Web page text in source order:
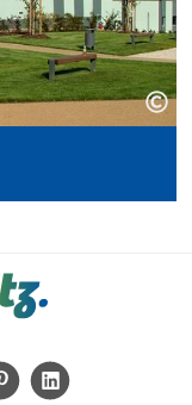
Pinterest